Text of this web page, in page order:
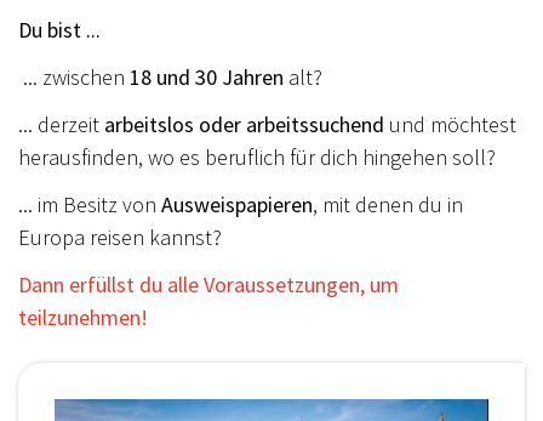
Du bist ...
... zwischen 18 und 30 Jahren alt?
... derzeit arbeitslos oder arbeitssuchend und möchtest
herausfinden, wo es beruflich für dich hingehen soll?
... im Besitz von Ausweispapieren, mit denen du in
Europa reisen kannst?
Dann erfüllst du alle Voraussetzungen, um
teilzunehmen!